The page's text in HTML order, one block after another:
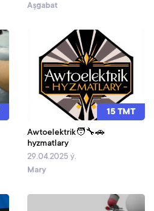
Aşgabat
15 TMT
Awtoelektrik🧑‍🔧🚗
hyzmatlary
29.04.2025 ý.
Mary